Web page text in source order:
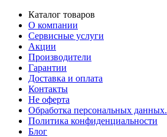
Каталог товаров
О компании
Сервисные услуги
Акции
Производители
Гарантии
Доставка и оплата
Контакты
Не оферта
Обработка персональных данных.
Политика конфиденциальности
Блог